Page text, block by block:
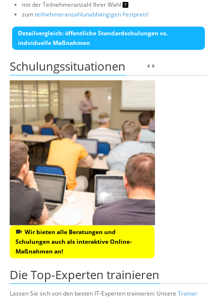
mit der Teilnehmeranzahl Ihrer Wahl
zumteilnehmeranzahlunabhängigen Festpreis!
Detailvergleich: öffentliche Standardschulungen vs.
indviduelle Maßnahmen
Schulungssituationen
Wir bieten alle Beratungen und
Schulungen auch als interaktive Online-
Maßnahmen an!
Die Top-Experten trainieren
Lassen Sie sich von den besten IT-Experten trainieren: Unsere Trainer